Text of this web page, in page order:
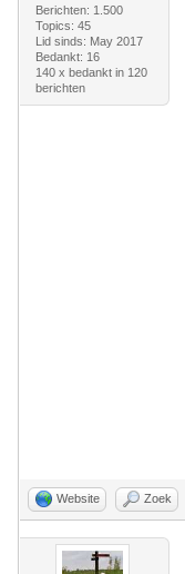
Berichten: 1.500
Topics: 45
Lid sinds: May 2017
Bedankt: 16
140 x bedankt in 120
berichten
Website Zoek